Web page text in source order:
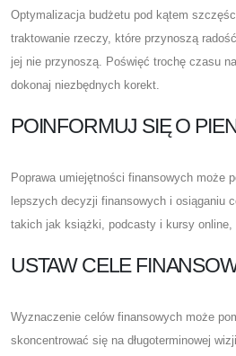
Optymalizacja budżetu pod kątem
traktowanie rzeczy, które przynoszą
jej nie przynoszą. Poświęć trochę czasu
dokonaj niezbędnych korekt.
POINFORMUJ SIĘ O
Poprawa umiejętności finansowych może
lepszych decyzji finansowych i osiąganiu
takich jak książki, podcasty i kursy
USTAW CELE
Wyznaczenie celów finansowych może
skoncentrować się na długoterminowej